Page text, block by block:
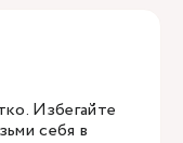
Избегайте
себя в